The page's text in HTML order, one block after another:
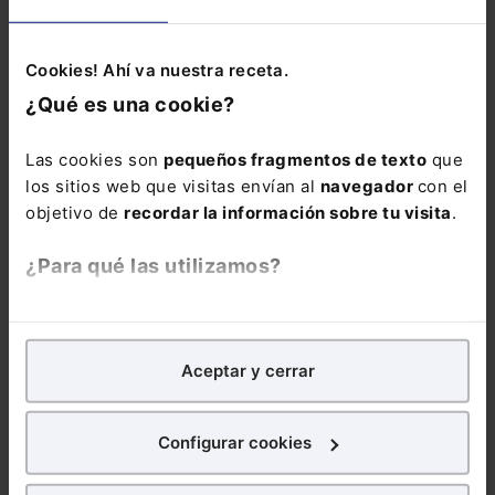
Cookies! Ahí va nuestra receta.
¿Qué es una cookie?
Las cookies son pequeños fragmentos de texto que
los sitios web que visitas envían al navegador con el
objetivo de recordar la información sobre tu visita.
¿Para qué las utilizamos?
analíticospara tratar demejorar tu experienciaen
nuestra página web. También con fines publicitarios,
para poder mostrarte publicidad y contenidos de tu
¿Qué puedes hacer?
Aceptar y cerrar
Configurar cookies
Pedro de la Torre
Personal laboral del
Ayuntamiento.
Reclamación de
por un "inadecuado
Leer artículo
COM. JURISPRUDENCIA
Valoración legal del
de vigencia del nuevo
CIVIL